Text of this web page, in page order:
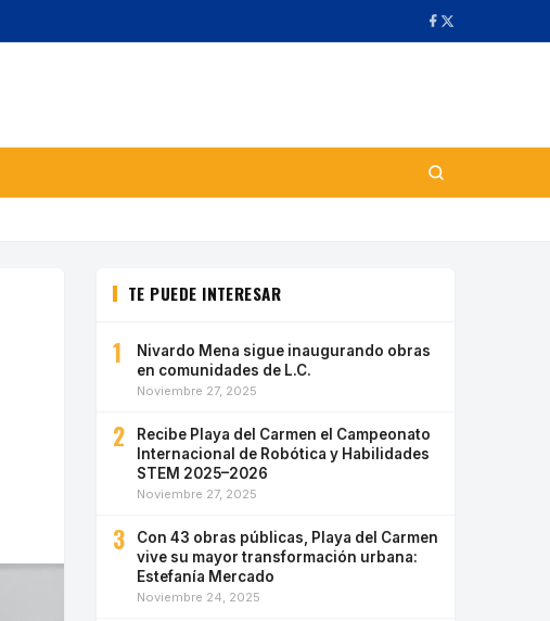
TE PUEDE INTERESAR
1
Nivardo Mena sigue inaugurando obras
en comunidades de L.C.
Noviembre 27, 2025
2
Recibe Playa del Carmen el Campeonato
Internacional de Robótica y Habilidades
STEM 2025–2026
Noviembre 27, 2025
3
Con 43 obras públicas, Playa del Carmen
vive su mayor transformación urbana:
Estefanía Mercado
Noviembre 24, 2025